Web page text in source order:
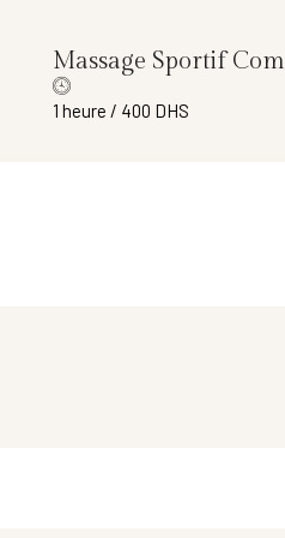
Massage Sportif
1 heure / 400 DHS